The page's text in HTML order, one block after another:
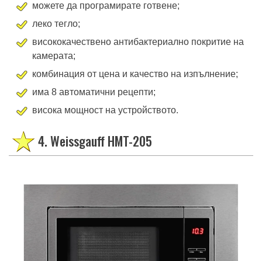
можете да програмирате готвене;
леко тегло;
висококачествено антибактериално покритие на
камерата;
комбинация от цена и качество на изпълнение;
има 8 автоматични рецепти;
висока мощност на устройството.
4. Weissgauff HMT-205